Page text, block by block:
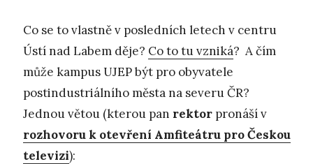
Co se to vlastně v posledních letech v centru
Ústí nad Labem děje? Co to tu vzniká? A čím
může kampus UJEP být pro obyvatele
postindustriálního města na severu ČR?
Jednou větou (kterou pan rektor pronáší v
rozhovoru k otevření Amfiteátru pro Českou
televizi):